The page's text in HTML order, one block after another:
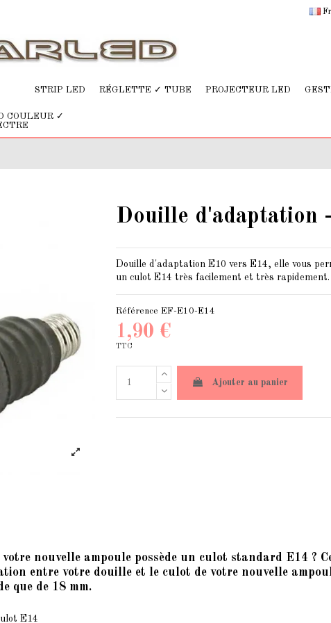
STRIP LED RÉGLETTE ✓ TUBE PROJECTEUR LED
COULEUR ✓
Douille d'adaptation
Douille d'adaptation E10 vers E14, elle vous
un culot E14 très facilement et très rapidement.
Référence EF-E10-E14
1,90 €
TTC
Ajouter au panier
nouvelle ampoule possède un culot standard E14 ?
entre votre douille et le culot de votre nouvelle
que de 18 mm.
E14